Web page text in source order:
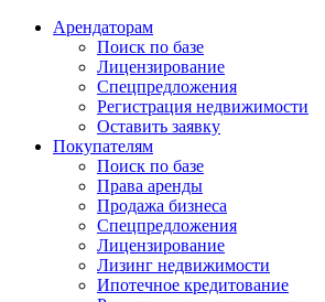
Арендаторам
Поиск по базе
Лицензирование
Спецпредложения
Регистрация недвижимости
Оставить заявку
Покупателям
Поиск по базе
Права аренды
Продажа бизнеса
Спецпредложения
Лицензирование
Лизинг недвижимости
Ипотечное кредитование